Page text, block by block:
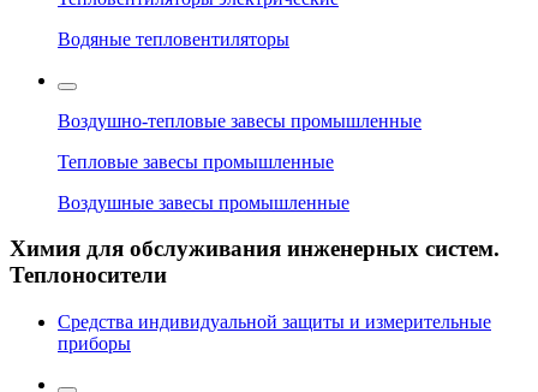
Водяные тепловентиляторы
Воздушно-тепловые завесы промышленные
Тепловые завесы промышленные
Воздушные завесы промышленные
Химия для обслуживания инженерных систем.
Теплоносители
Средства индивидуальной защиты и измерительные
приборы